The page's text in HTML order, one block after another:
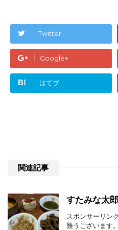
Twitter
Google+
B! はてブ
関連記事
すたみな太
スポンサーリン
難うございます